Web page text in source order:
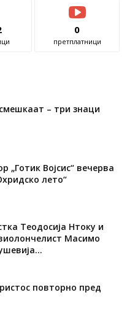
0
претплатници
– три знаци
„Готик Војсис“ вечерва
лето“
Теодосија Нтоку и
Масимо
повторно пред